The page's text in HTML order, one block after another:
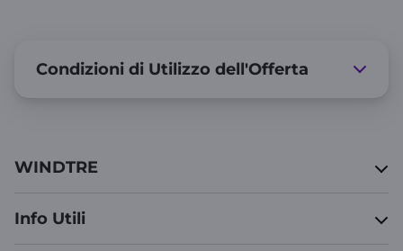
Condizioni di Utilizzo dell'Offerta
WINDTRE
Info Utili